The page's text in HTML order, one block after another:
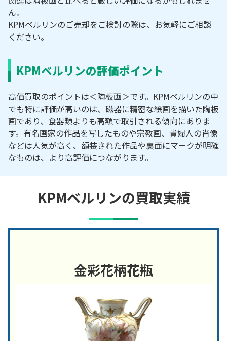
ん。
KPMベルリンのご売却をご検討の際は、お気軽にご相談
ください。
KPMベルリンの評価ポイント
高価買取のポイントは＜陶板画＞です。KPMベルリンの中
でも特に評価が高いのは、磁器に精密な絵画を描いた陶板
画であり、食器類よりも高額で取引される傾向にありま
す。有名画家の作品を写したものや宗教画、貴婦人の肖像
などは人気が高く、額装された作品や裏面にマークが明確
なものは、より高評価につながります。
KPMベルリンの買取実績
金彩花柄花瓶